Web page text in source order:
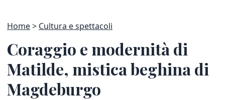
Home Cultura e spettacoli
Coraggio e modernità di
Matilde, mistica beghina di
Magdeburgo